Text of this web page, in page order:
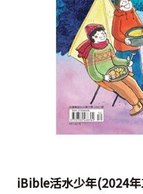
iBible活水少年(2024